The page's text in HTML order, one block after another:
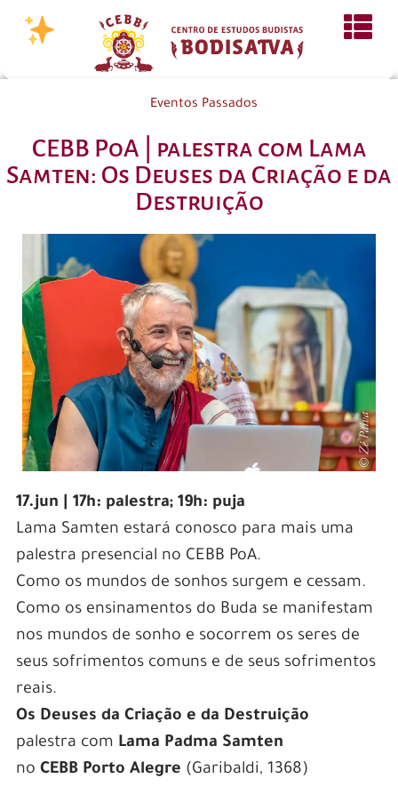
Eventos Passados
CEBB PoA | palestra com Lama
Samten: Os Deuses da Criação e da
Destruição
17.jun | 17h: palestra; 19h: puja
Lama Samten estará conosco para mais uma
palestra presencial no CEBB PoA.
Como os mundos de sonhos surgem e cessam.
Como os ensinamentos do Buda se manifestam
nos mundos de sonho e socorrem os seres de
seus sofrimentos comuns e de seus sofrimentos
reais.
Os Deuses da Criação e da Destruição
palestra com Lama Padma Samten
no CEBB Porto Alegre (Garibaldi, 1368)